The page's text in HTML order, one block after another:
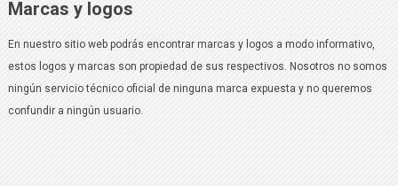
Marcas y logos
En nuestro sitio web podrás encontrar marcas y logos a modo informativo,
estos logos y marcas son propiedad de sus respectivos. Nosotros no somos
ningún servicio técnico oficial de ninguna marca expuesta y no queremos
confundir a ningún usuario.